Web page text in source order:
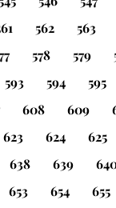
562 563
578 579
593 594 595
608 609
623 624 625
638 639
653 654 655